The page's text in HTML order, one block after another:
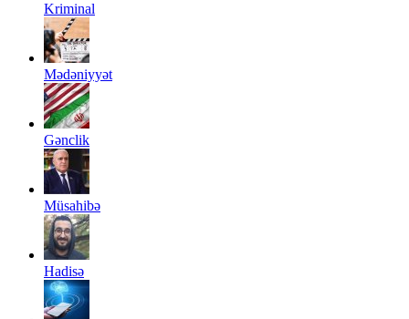
Kriminal
Mədəniyyət
Gənclik
Müsahibə
Hadisə